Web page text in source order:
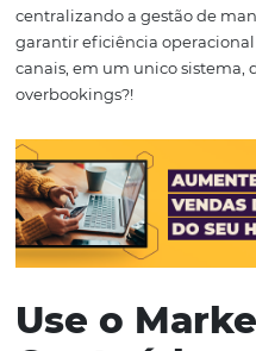
uma compra assistida, ou
processo de reserva e
como no transporte e
opções para oferecer
serviços em pacotes
Explorar este recurso é
aumentar suas vendas,
distribuindo seu
também, para os
sua ocupação e